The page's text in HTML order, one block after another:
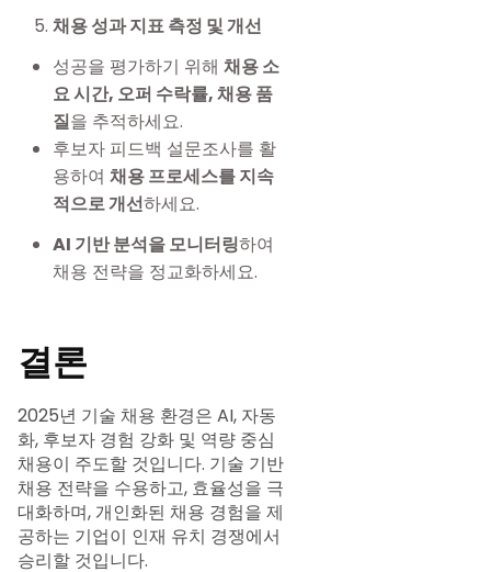
채용 성과 지표 측정 및 개선
성공을 평가하기 위해 채용 소
요 시간, 오퍼 수락률, 채용 품
질을 추적하세요.
후보자 피드백 설문조사를 활
용하여 채용 프로세스를 지속
적으로 개선하세요.
AI 기반 분석을 모니터링하여
채용 전략을 정교화하세요.
결론
2025년 기술 채용 환경은 AI, 자동
화, 후보자 경험 강화 및 역량 중심
채용이 주도할 것입니다. 기술 기반
채용 전략을 수용하고, 효율성을 극
대화하며, 개인화된 채용 경험을 제
공하는 기업이 인재 유치 경쟁에서
승리할 것입니다.